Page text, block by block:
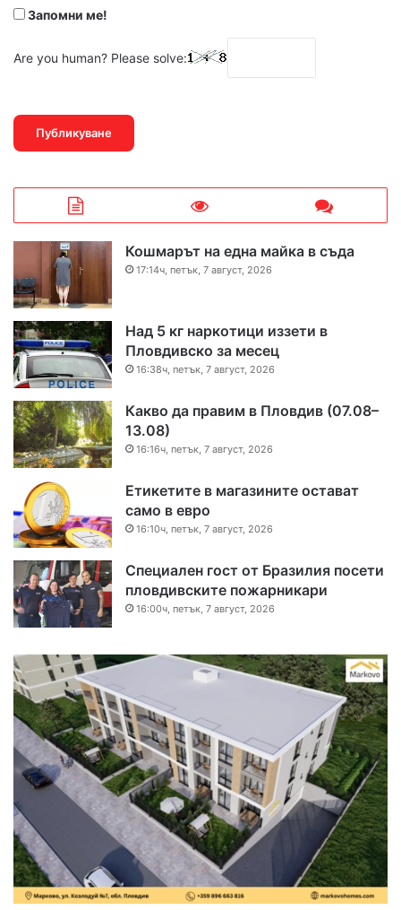
Запомни ме!
Are you human? Please solve:
Кошмарът на една майка в съда
17:14ч, петък, 7 август, 2026
Над 5 кг наркотици иззети в
Пловдивско за месец
16:38ч, петък, 7 август, 2026
Какво да правим в Пловдив (07.08–
13.08)
16:16ч, петък, 7 август, 2026
Етикетите в магазините остават
само в евро
16:10ч, петък, 7 август, 2026
Специален гост от Бразилия посети
пловдивските пожарникари
16:00ч, петък, 7 август, 2026